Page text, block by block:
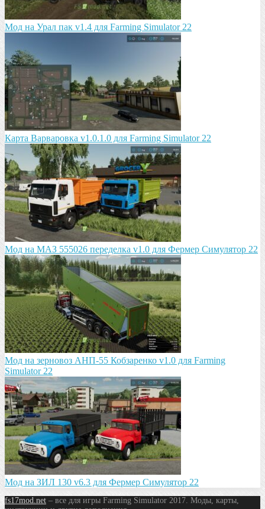
Мод на Урал пак v1.4 для Farming Simulator 22
Карта Варваровка v1.0.1.0 для Farming Simulator 22
Мод на МАЗ 555026 пeрeдeлка v1.0 для Фермер Симулятор 22
Мод на зeрновоз АНП-55 Кобзарeнко v1.0 для Farming
Simulator 22
Мод на ЗИЛ 130 v6.3 для Фермер Симулятор 22
fs17mod.net – все для игры Farming Simulator 2017. Моды, карты,